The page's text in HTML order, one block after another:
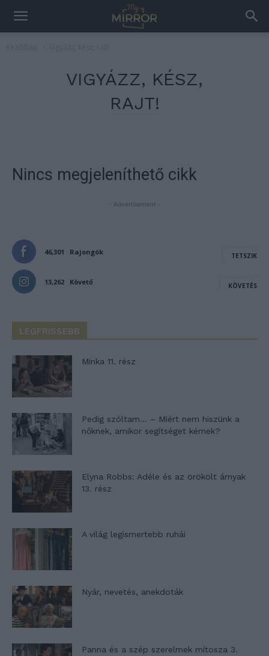
VIGYÁZZ, KÉSZ,
RAJT!
Nincs megjeleníthető cikk
- Advertisement -
46,301 Rajongók TETSZIK
13,262 Követő KÖVETÉS
LEGFRISSEBB
Minka 11. rész
Pedig szóltam… – Miért nem hiszünk a
nőknek, amikor segítséget kérnek?
Elyna Robbs: Adéle és az örökölt árnyak
13. rész
A világ legismertebb ruhái
Nyár, nevetés, anekdoták
Panna és a szép szerelmek mítosza 3.